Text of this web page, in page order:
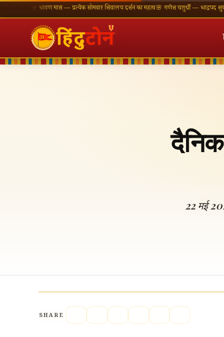
🪔 श्रावण मास — प्रत्येक सोमवार शिवालय दर्शन का महत्व🌸 गणेश चतुर्थी — भाद्रपद शुक्ल चतुर्थी⛩
22 मई
SHARE